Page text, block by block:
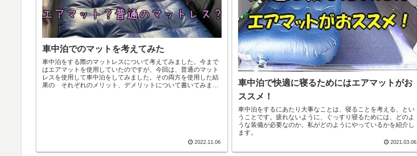
車中泊でのマットを考えてみた
車中泊をする際のマットレスについて考えてみました。今まで
はエアマットを使用していたのですが、今回は、普通のマット
レスを使用して車中泊をしてみました。その両方を使用した結
果の それぞれのメリット、デメリットについて書いてみまし
2022.11.06
車中泊で快適に寝るためにはエアマットがお
ススメ！
車中泊をするにあたり大事なことは、寝ることを考える、とい
うことです。疲れないように、ぐっすり寝るためには、どのよ
うな装備が必要なのか。私がどのようにやっているかを紹介し
ます。
2021.03.06